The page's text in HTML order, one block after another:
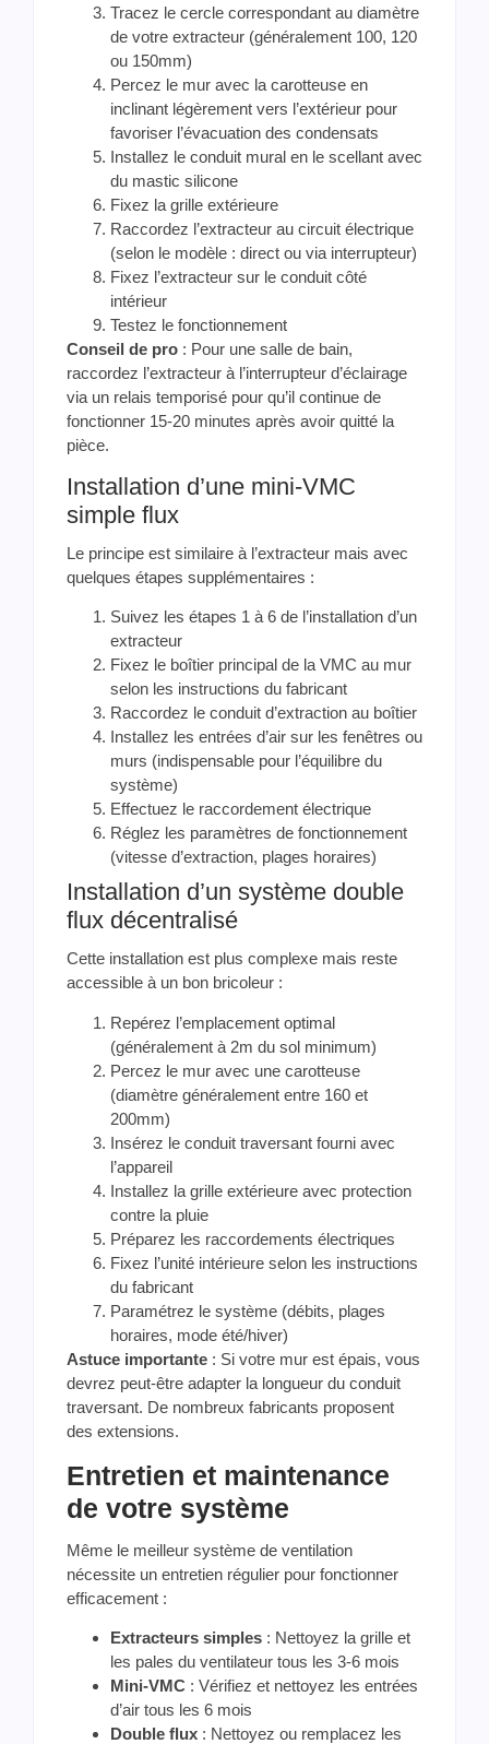
Tracez le cercle correspondant au diamètre
de votre extracteur (généralement 100, 120
ou 150mm)
Percez le mur avec la carotteuse en
inclinant légèrement vers l’extérieur pour
favoriser l’évacuation des condensats
Installez le conduit mural en le scellant avec
du mastic silicone
Fixez la grille extérieure
Raccordez l’extracteur au circuit électrique
(selon le modèle : direct ou via interrupteur)
Fixez l’extracteur sur le conduit côté
intérieur
Testez le fonctionnement
Conseil de pro : Pour une salle de bain,
raccordez l’extracteur à l’interrupteur d’éclairage
via un relais temporisé pour qu’il continue de
fonctionner 15-20 minutes après avoir quitté la
pièce.
Installation d’une mini-VMC
simple flux
Le principe est similaire à l’extracteur mais avec
quelques étapes supplémentaires :
Suivez les étapes 1 à 6 de l’installation d’un
extracteur
Fixez le boîtier principal de la VMC au mur
selon les instructions du fabricant
Raccordez le conduit d’extraction au boîtier
Installez les entrées d’air sur les fenêtres ou
murs (indispensable pour l’équilibre du
système)
Effectuez le raccordement électrique
Réglez les paramètres de fonctionnement
(vitesse d’extraction, plages horaires)
Installation d’un système double
flux décentralisé
Cette installation est plus complexe mais reste
accessible à un bon bricoleur :
Repérez l’emplacement optimal
(généralement à 2m du sol minimum)
Percez le mur avec une carotteuse
(diamètre généralement entre 160 et
200mm)
Insérez le conduit traversant fourni avec
l’appareil
Installez la grille extérieure avec protection
contre la pluie
Préparez les raccordements électriques
Fixez l’unité intérieure selon les instructions
du fabricant
Paramétrez le système (débits, plages
horaires, mode été/hiver)
Astuce importante : Si votre mur est épais, vous
devrez peut-être adapter la longueur du conduit
traversant. De nombreux fabricants proposent
des extensions.
Entretien et maintenance
de votre système
Même le meilleur système de ventilation
nécessite un entretien régulier pour fonctionner
efficacement :
Extracteurs simples : Nettoyez la grille et
les pales du ventilateur tous les 3-6 mois
Mini-VMC : Vérifiez et nettoyez les entrées
d’air tous les 6 mois
Double flux : Nettoyez ou remplacez les